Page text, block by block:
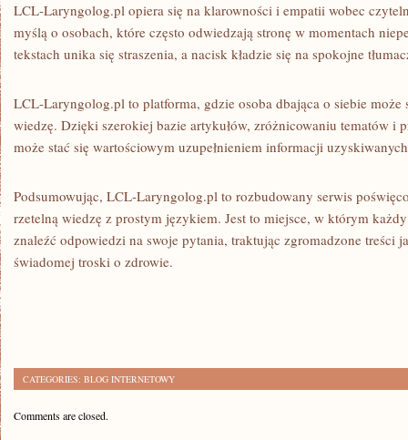
LCL-Laryngolog.pl opiera się na klarowności i empatii wobec
myślą o osobach, które często odwiedzają stronę w momentach
tekstach unika się straszenia, a nacisk kładzie się na spokojne
LCL-Laryngolog.pl to platforma, gdzie osoba dbająca o siebie może
wiedzę. Dzięki szerokiej bazie artykułów, zróżnicowaniu tematów i
może stać się wartościowym uzupełnieniem informacji
Podsumowując, LCL-Laryngolog.pl to rozbudowany serwis
rzetelną wiedzę z prostym językiem. Jest to miejsce, w którym
znaleźć odpowiedzi na swoje pytania, traktując zgromadzone treści
świadomej troski o zdrowie.
CATEGORIES: BLOG INTERNETOWY
Comments are closed.